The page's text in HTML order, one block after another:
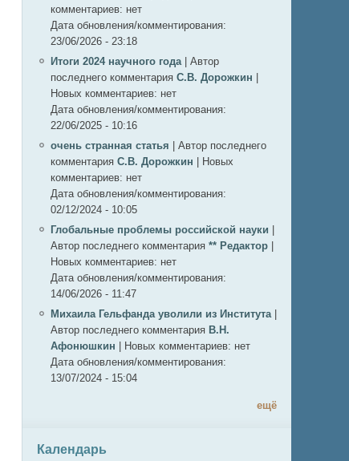
комментариев: нет
Дата обновления/комментирования:
23/06/2026 - 23:18
Итоги 2024 научного года
Автор
последнего комментария С.В. Дорожкин
Новых комментариев: нет
Дата обновления/комментирования:
22/06/2025 - 10:16
очень странная статья
Автор последнего
комментария С.В. Дорожкин
Новых
комментариев: нет
Дата обновления/комментирования:
02/12/2024 - 10:05
Глобальные проблемы российской науки
Автор последнего комментария ** Редактор
Новых комментариев: нет
Дата обновления/комментирования:
14/06/2026 - 11:47
Михаила Гельфанда уволили из Института
Автор последнего комментария В.Н.
Афонюшкин
Новых комментариев: нет
Дата обновления/комментирования:
13/07/2024 - 15:04
ещё
Календарь